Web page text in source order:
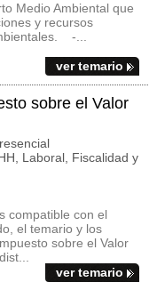
Medio Ambiental que
y recursos
-...
ver temario
sobre el Valor
Laboral, Fiscalidad y
compatible con el
el temario y los
sobre el Valor
ver temario